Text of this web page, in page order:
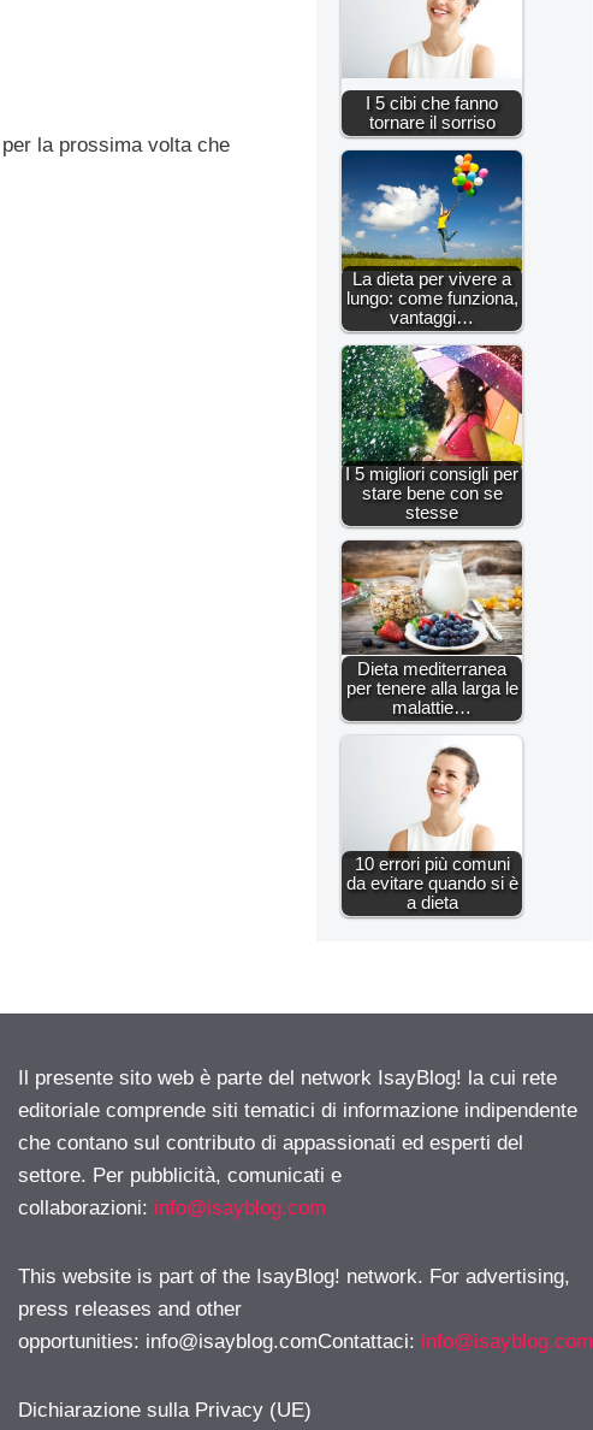
la prossima volta che
I 5 cibi che fanno
tornare il sorriso
La dieta per vivere a
lungo: come funziona,
vantaggi…
I 5 migliori consigli per
stare bene con se
stesse
Dieta mediterranea
per tenere alla larga le
malattie…
10 errori più comuni
da evitare quando si è
a dieta
Il presente sito web è parte del network IsayBlog! la cui rete
editoriale comprende siti tematici di informazione indipendente
che contano sul contributo di appassionati ed esperti del
settore. Per pubblicità, comunicati e
collaborazioni: info@isayblog.com
This website is part of the IsayBlog! network. For advertising,
press releases and other
opportunities: info@isayblog.comContattaci: info@isayblog.com
Dichiarazione sulla Privacy (UE)